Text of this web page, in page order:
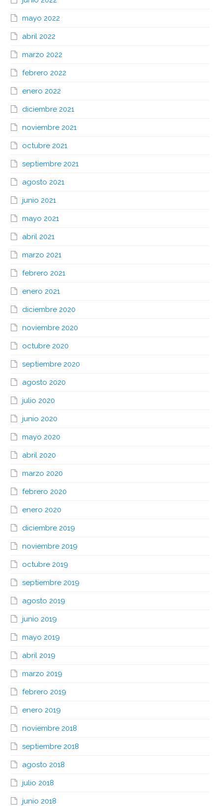
mayo 2022
abril 2022
marzo 2022
febrero 2022
enero 2022
diciembre 2021
noviembre 2021
octubre 2021
septiembre 2021
agosto 2021
junio 2021
mayo 2021
abril 2021
marzo 2021
febrero 2021
enero 2021
diciembre 2020
noviembre 2020
octubre 2020
septiembre 2020
agosto 2020
julio 2020
junio 2020
mayo 2020
abril 2020
marzo 2020
febrero 2020
enero 2020
diciembre 2019
noviembre 2019
octubre 2019
septiembre 2019
agosto 2019
junio 2019
mayo 2019
abril 2019
marzo 2019
febrero 2019
enero 2019
noviembre 2018
septiembre 2018
agosto 2018
julio 2018
junio 2018